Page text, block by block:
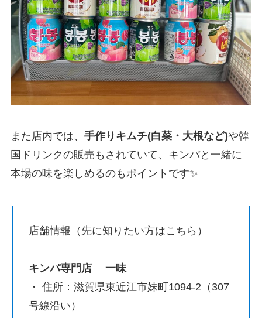
また店内では、 手作りキムチ(白菜・大根など)や韓
国ドリンクの販売もされていて、キンパと一緒に
本場の味を楽しめるのもポイントです✨
店舗情報（先に知りたい方はこちら）
キンパ専門店 一味
・ 住所：滋賀県東近江市妹町1094-2（307
号線沿い）